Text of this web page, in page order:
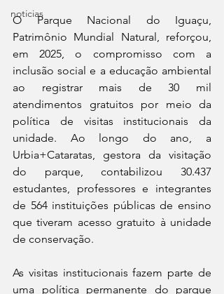
noticias
O Parque Nacional do Iguaçu,
Patrimônio Mundial Natural, reforçou,
em 2025, o compromisso com a
inclusão social e a educação ambiental
ao registrar mais de 30 mil
atendimentos gratuitos por meio da
política de visitas institucionais da
unidade. Ao longo do ano, a
Urbia+Cataratas, gestora da visitação
do parque, contabilizou 30.437
estudantes, professores e integrantes
de 564 instituições públicas de ensino
que tiveram acesso gratuito à unidade
de conservação.
As visitas institucionais fazem parte de
uma política permanente do parque